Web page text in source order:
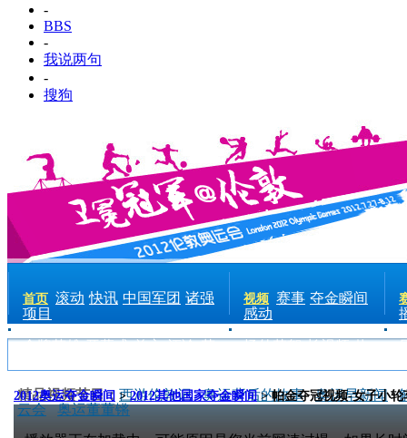
-
BBS
-
我说两句
-
搜狗
首页 滚动 快讯 中国军团 诸强
项目
金牌英雄 开幕式 前方 评论 花
视频 赛事 夺金瞬间
感动
场外花絮 长视频 热
精品视频节目： 西游伦敦记 奥运背后的故事 奥运早新闻
云会
奥运董董锵
2012奥运夺金瞬间 >2012其他国家夺金瞬间> 帕金夺冠视频-女子小轮